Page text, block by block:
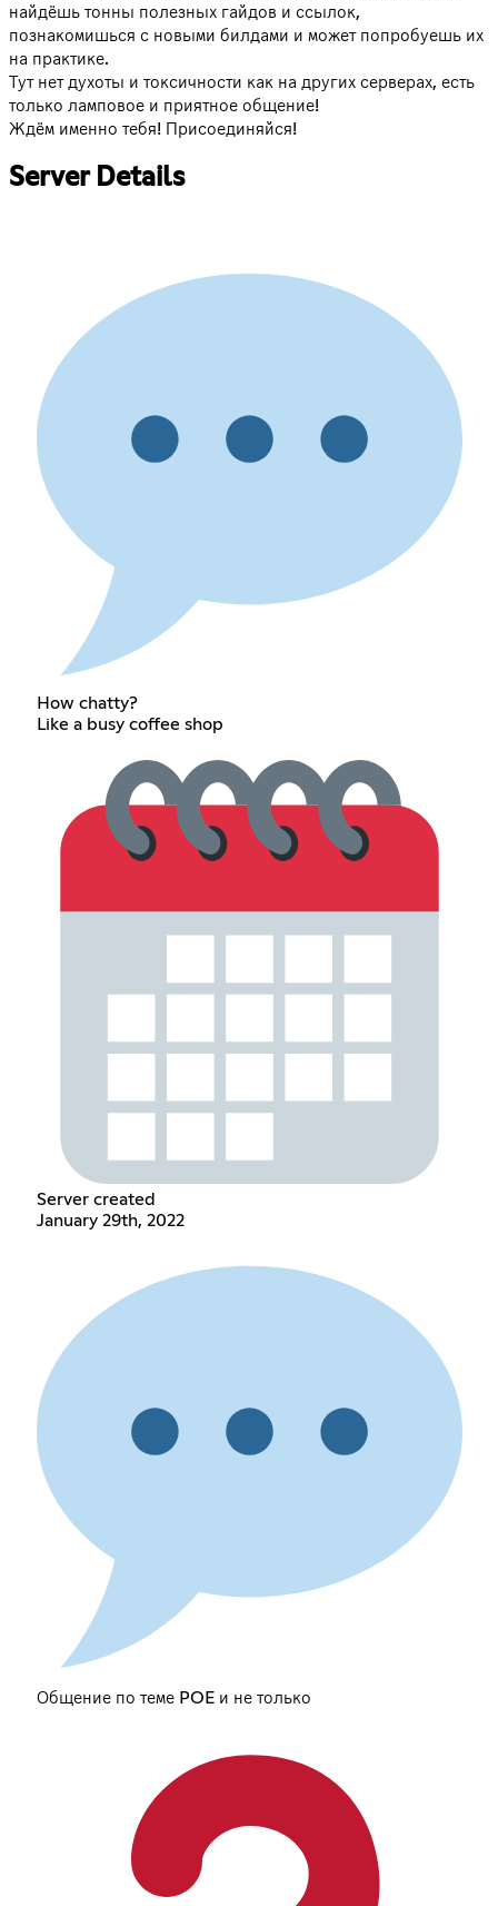
найдёшь тонны полезных гайдов и ссылок,
познакомишься с новыми билдами и может попробуешь их
на практике.
Тут нет духоты и токсичности как на других серверах, есть
только ламповое и приятное общение!
Ждём именно тебя! Присоединяйся!
Server Details
How chatty?
Like a busy coffee shop
Server created
January 29th, 2022
Общение по теме POE и не только